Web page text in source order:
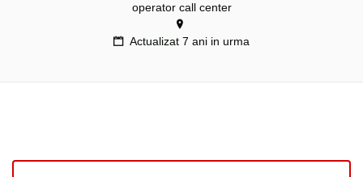
operator call center
Actualizat 7 ani in urma